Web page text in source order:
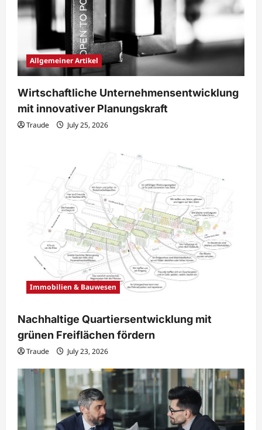
Allgemeiner Artikel
Wirtschaftliche Unternehmensentwicklung
mit innovativer Planungskraft
Traude July 25, 2026
Immobilien & Bauwesen
Nachhaltige Quartiersentwicklung mit
grünen Freiflächen fördern
Traude July 23, 2026